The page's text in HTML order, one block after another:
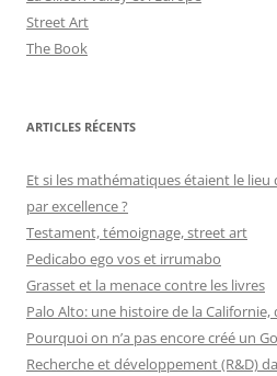
Street Art
The Book
ARTICLES RÉCENTS
Et si les mathématiques étaient le
par excellence ?
Testament, témoignage, street art
Pedicabo ego vos et irrumabo
Grasset et la menace contre les livres
Palo Alto: une histoire de la
Pourquoi on n’a pas encore créé un
Recherche et développement (R&D)